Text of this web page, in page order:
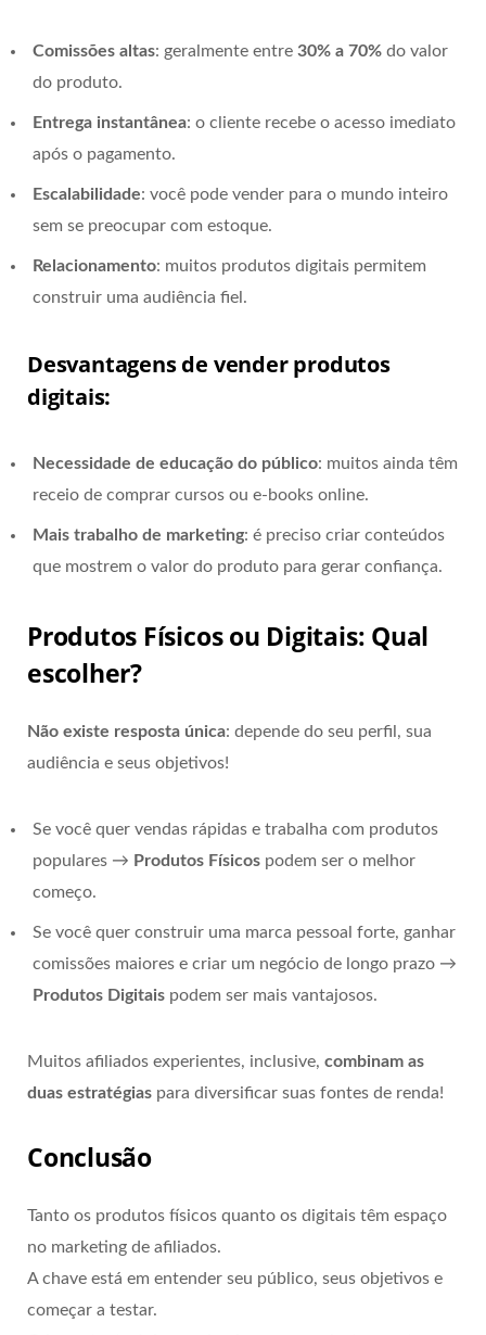
Comissões altas: geralmente entre 30% a 70% do valor
do produto.
Entrega instantânea: o cliente recebe o acesso imediato
após o pagamento.
Escalabilidade: você pode vender para o mundo inteiro
sem se preocupar com estoque.
Relacionamento: muitos produtos digitais permitem
construir uma audiência fiel.
Desvantagens de vender produtos
digitais:
Necessidade de educação do público: muitos ainda têm
receio de comprar cursos ou e-books online.
Mais trabalho de marketing: é preciso criar conteúdos
que mostrem o valor do produto para gerar confiança.
Produtos Físicos ou Digitais: Qual
escolher?
Não existe resposta única: depende do seu perfil, sua
audiência e seus objetivos!
Se você quer vendas rápidas e trabalha com produtos
populares → Produtos Físicos podem ser o melhor
começo.
Se você quer construir uma marca pessoal forte, ganhar
comissões maiores e criar um negócio de longo prazo →
Produtos Digitais podem ser mais vantajosos.
Muitos afiliados experientes, inclusive, combinam as
duas estratégias para diversificar suas fontes de renda!
Conclusão
Tanto os produtos físicos quanto os digitais têm espaço
no marketing de afiliados.
A chave está em entender seu público, seus objetivos e
começar a testar.